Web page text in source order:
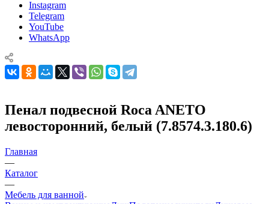
Instagram
Telegram
YouTube
WhatsApp
Пенал подвесной Roca ANETO
левосторонний, белый (7.8574.3.180.6)
Главная
—
Каталог
—
Мебель для ванной